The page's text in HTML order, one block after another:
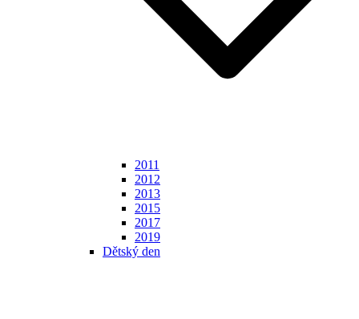
2011
2012
2013
2015
2017
2019
Dětský den